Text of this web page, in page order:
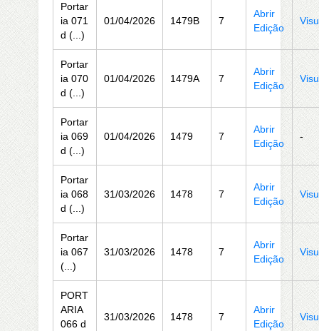
Portar
ia 071
d (...)
01/04/2026 1479B 7
Abrir
Edição
Portar
ia 070
d (...)
01/04/2026 1479A 7
Abrir
Edição
Portar
ia 069
d (...)
01/04/2026 1479 7
Abrir
Edição
-
Portar
ia 068
d (...)
31/03/2026 1478 7
Abrir
Edição
Portar
ia 067
(...)
31/03/2026 1478 7
Abrir
Edição
PORT
ARIA
066 d
31/03/2026 1478 7
Abrir
Edição